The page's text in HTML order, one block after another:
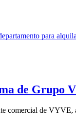
de Grupo
comercial de